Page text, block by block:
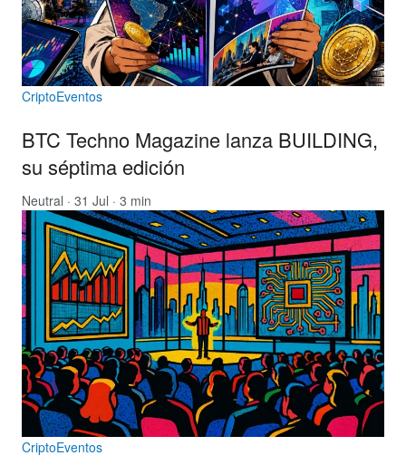
CriptoEventos
BTC Techno Magazine lanza BUILDING,
su séptima edición
Neutral · 31 Jul · 3 min
CriptoEventos